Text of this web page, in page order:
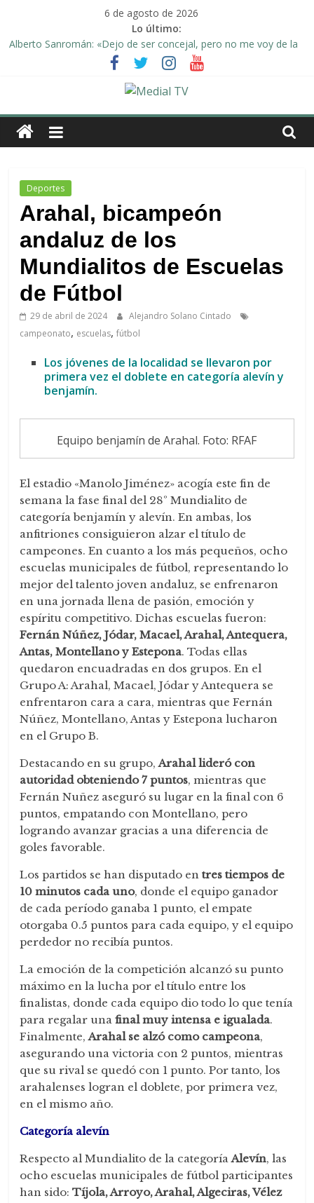
contenido
6 de agosto de 2026
Lo último:
Alberto Sanromán: «Dejo de ser concejal, pero no me voy de la
Deporte y solidaridad, de la mano una vez más en Arahal
El emotivo agradecimiento de la familia afectada por el incendio
Convocado nuevo pleno ordinario del Ayuntamiento de Arahal
Una Plataforma de Morón pide unión a los pueblos de la
comarca para evitar la planta de biogás en término de Arahal
Medial
TV
diario
digital
televisión
Arahal
Deportes
Arahal, bicampeón
andaluz de los
Mundialitos de Escuelas
de Fútbol
29 de abril de 2024
Alejandro Solano Cintado
campeonato, escuelas,fútbol
Los jóvenes de la localidad se llevaron por
primera vez el doblete en categoría alevín y
benjamín.
Equipo benjamín de Arahal. Foto: RFAF
El estadio «Manolo Jiménez» acogía este fin de
semana la fase final del 28º Mundialito de
categoría benjamín y alevín. En ambas, los
anfitriones consiguieron alzar el título de
campeones. En cuanto a los más pequeños, ocho
escuelas municipales de fútbol, representando lo
mejor del talento joven andaluz, se enfrenaron
en una jornada llena de pasión, emoción y
espíritu competitivo. Dichas escuelas fueron:
Fernán Núñez, Jódar, Macael, Arahal, Antequera,
Antas, Montellano y Estepona. Todas ellas
quedaron encuadradas en dos grupos. En el
Grupo A: Arahal, Macael, Jódar y Antequera se
enfrentaron cara a cara, mientras que Fernán
Núñez, Montellano, Antas y Estepona lucharon
en el Grupo B.
Destacando en su grupo,Arahal lideró con
autoridad obteniendo 7 puntos, mientras que
Fernán Nuñez aseguró su lugar en la final con 6
puntos, empatando con Montellano, pero
logrando avanzar gracias a una diferencia de
goles favorable.
Los partidos se han disputado entres tiempos de
10 minutos cada uno, donde el equipo ganador
de cada período ganaba 1 punto, el empate
otorgaba 0.5 puntos para cada equipo, y el equipo
perdedor no recibía puntos.
La emoción de la competición alcanzó su punto
máximo en la lucha por el título entre los
finalistas, donde cada equipo dio todo lo que tenía
para regalar unafinal muy intensa e igualada.
Finalmente,Arahal se alzó como campeona,
asegurando una victoria con 2 puntos, mientras
que su rival se quedó con 1 punto. Por tanto, los
arahalenses logran el doblete, por primera vez,
en el mismo año.
Categoría alevín
Respecto al Mundialito de la categoríaAlevín, las
ocho escuelas municipales de fútbol participantes
han sido:Tíjola, Arroyo, Arahal, Algeciras, Vélez